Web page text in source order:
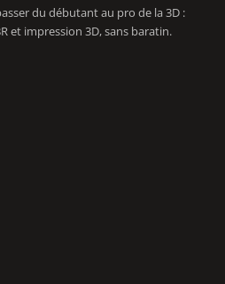
du débutant au pro de la 3D :
et impression 3D, sans baratin.